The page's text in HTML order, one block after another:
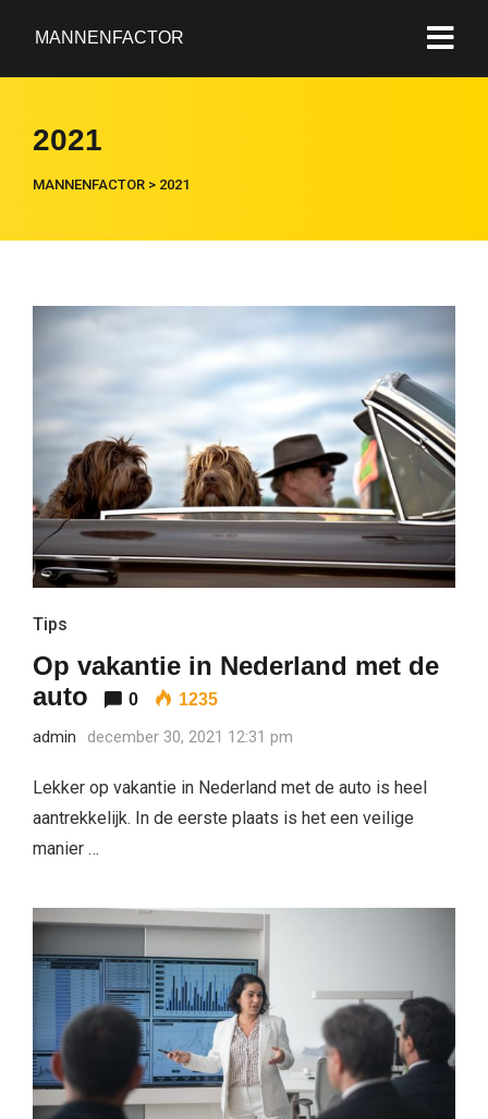
MANNENFACTOR
2021
MANNENFACTOR > 2021
Tips
Op vakantie in Nederland met de
auto
0 1235
admin december 30, 2021 12:31 pm
Lekker op vakantie in Nederland met de auto is heel
aantrekkelijk. In de eerste plaats is het een veilige
manier …